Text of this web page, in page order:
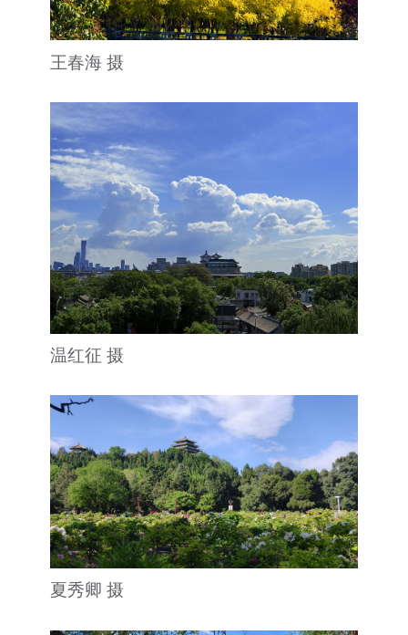
王春海 摄
温红征 摄
夏秀卿 摄